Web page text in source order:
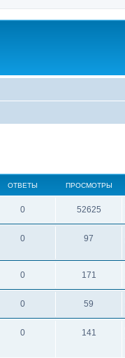
ОТВЕТЫ ПРОСМОТРЫ
0 52625
0 97
0 171
0 59
0 141